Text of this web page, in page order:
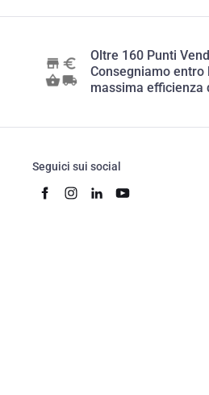
Oltre 160 Punti
Consegniamo entro
massima efficienza
Seguici sui social